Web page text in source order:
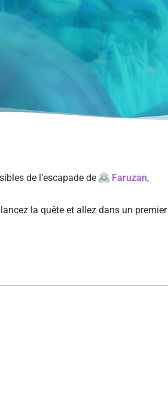
de l’escapade de Faruzan,
la quête et allez dans un premier